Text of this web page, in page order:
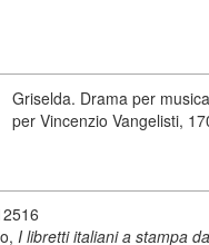
Griselda. Drama per
per Vincenzio Vangelisti,
I libretti italiani a stampa